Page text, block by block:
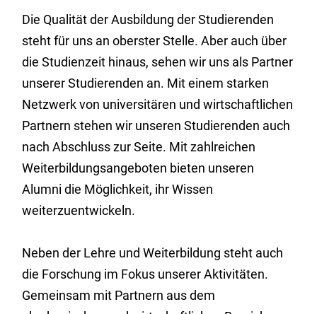
Die Qualität der Ausbildung der Studierenden
steht für uns an oberster Stelle. Aber auch über
die Studienzeit hinaus, sehen wir uns als Partner
unserer Studierenden an. Mit einem starken
Netzwerk von universitären und wirtschaftlichen
Partnern stehen wir unseren Studierenden auch
nach Abschluss zur Seite. Mit zahlreichen
Weiterbildungsangeboten bieten unseren
Alumni die Möglichkeit, ihr Wissen
weiterzuentwickeln.
Neben der Lehre und Weiterbildung steht auch
die Forschung im Fokus unserer Aktivitäten.
Gemeinsam mit Partnern aus dem